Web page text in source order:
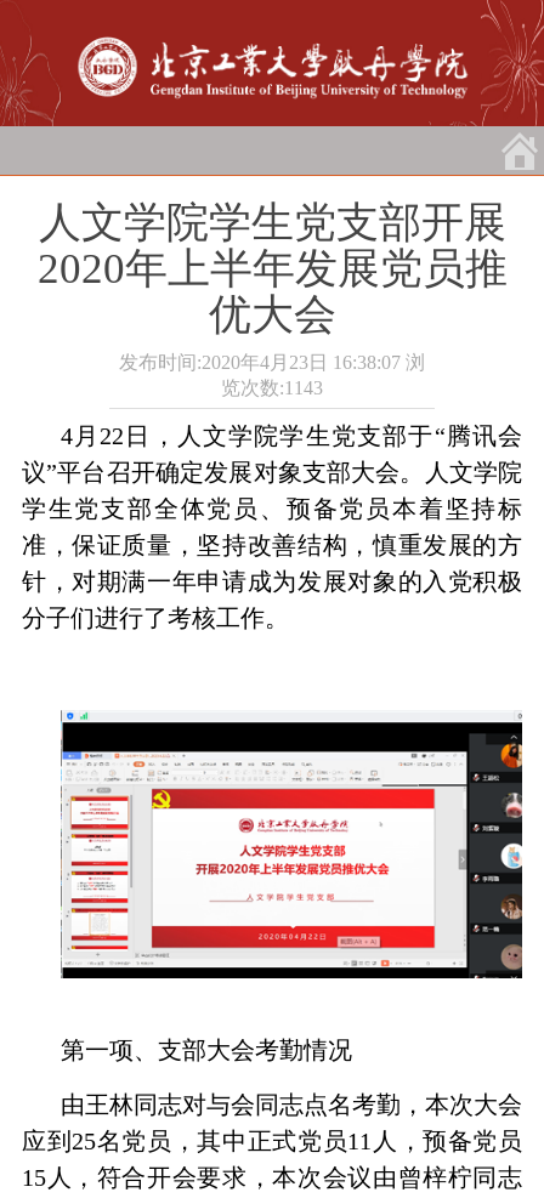
人文学院学生党支部开展
2020年上半年发展党员推
优大会
发布时间:2020年4月23日 16:38:07 浏
览次数:1143
4月22日，人文学院学生党支部于“腾讯会
议”平台召开确定发展对象支部大会。人文学院
学生党支部全体党员、预备党员本着坚持标
准，保证质量，坚持改善结构，慎重发展的方
针，对期满一年申请成为发展对象的入党积极
分子们进行了考核工作。
第一项、支部大会考勤情况
由王林同志对与会同志点名考勤，本次大会
应到25名党员，其中正式党员11人，预备党员
15人，符合开会要求，本次会议由曾梓柠同志